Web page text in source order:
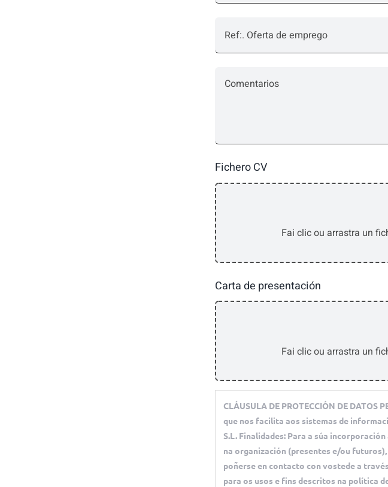
Fichero CV
Carta de presentación
CLÁUSULA DE PROTECCIÓN DE
que nos facilita aos sistemas de
S.L. Finalidades: Para a súa
na organización (presentes e/ou
poñerse en contacto con vostede a
para os usos e fins descritos na política